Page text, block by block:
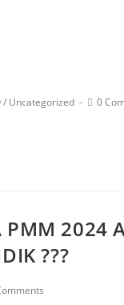
/ Uncategorized 0
PMM 2024
???